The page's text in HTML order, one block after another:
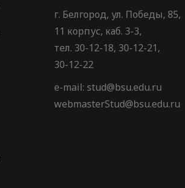
г. Белгород, ул. Победы, 85,
11 корпус, каб. 3-3,
тел. 30-12-18, 30-12-21,
30-12-22
e-mail: stud@bsu.edu.ru
webmasterStud@bsu.edu.ru